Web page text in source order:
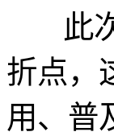
此次
折点，
用、普